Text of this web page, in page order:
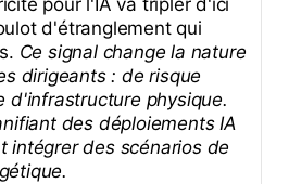
pour l'IA va tripler d'ici
d'étranglement qui
Ce signal change la nature
dirigeants : de risque
d'infrastructure physique.
des déploiements IA
intégrer des scénarios de